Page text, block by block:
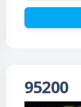
95200